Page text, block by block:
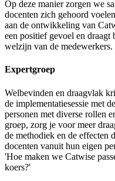
Op deze manier zorgen we
docenten zich gehoord
aan de ontwikkeling van
een positief gevoel en draagt
welzijn van de medewerkers.
Expertgroep
Welbevinden en draagvlak
de implementatiesessie met
personen met diverse rollen
groep, zorg je voor meer
de methodiek en de effecten
docenten vanuit hun eigen
'Hoe maken we Catwise
koers?'